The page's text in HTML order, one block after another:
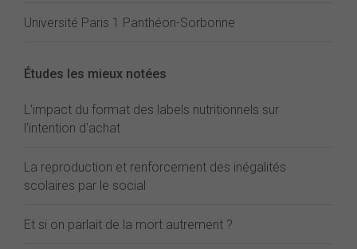
Université Paris 1 Panthéon-Sorbonne
Études les mieux notées
L'impact du format des labels nutritionnels sur
l'intention d'achat
La reproduction et renforcement des inégalités
scolaires par le social
Et si on parlait de la mort autrement ?